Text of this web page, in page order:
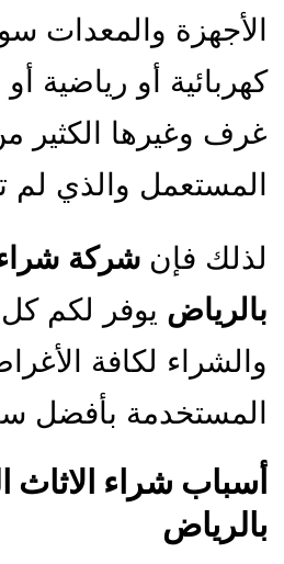
الأجهزة والمعدات
كهربائية أو رياضية
غرف وغيرها الكثير
المستعمل والذي لم
لذلك فإن شركة
بالرياض يوفر لكم كل
والشراء لكافة
المستخدمة بأفضل
أسباب شراء الاثاث
بالرياض